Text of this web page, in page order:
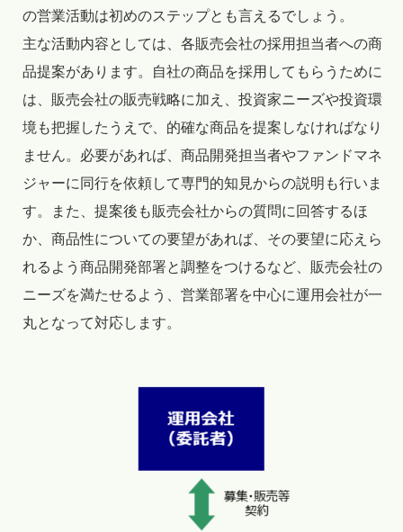
の営業活動は初めのステップとも言えるでしょう。
主な活動内容としては、各販売会社の採用担当者への商
品提案があります。自社の商品を採用してもらうために
は、販売会社の販売戦略に加え、投資家ニーズや投資環
境も把握したうえで、的確な商品を提案しなければなり
ません。必要があれば、商品開発担当者やファンドマネ
ジャーに同行を依頼して専門的知見からの説明も行いま
す。また、提案後も販売会社からの質問に回答するほ
か、商品性についての要望があれば、その要望に応えら
れるよう商品開発部署と調整をつけるなど、販売会社の
ニーズを満たせるよう、営業部署を中心に運用会社が一
丸となって対応します。